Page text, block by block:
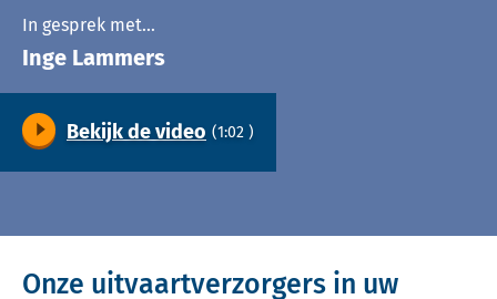
In gesprek met…
Inge Lammers
Bekijk de video (1:02 )
Onze uitvaartverzorgers in uw